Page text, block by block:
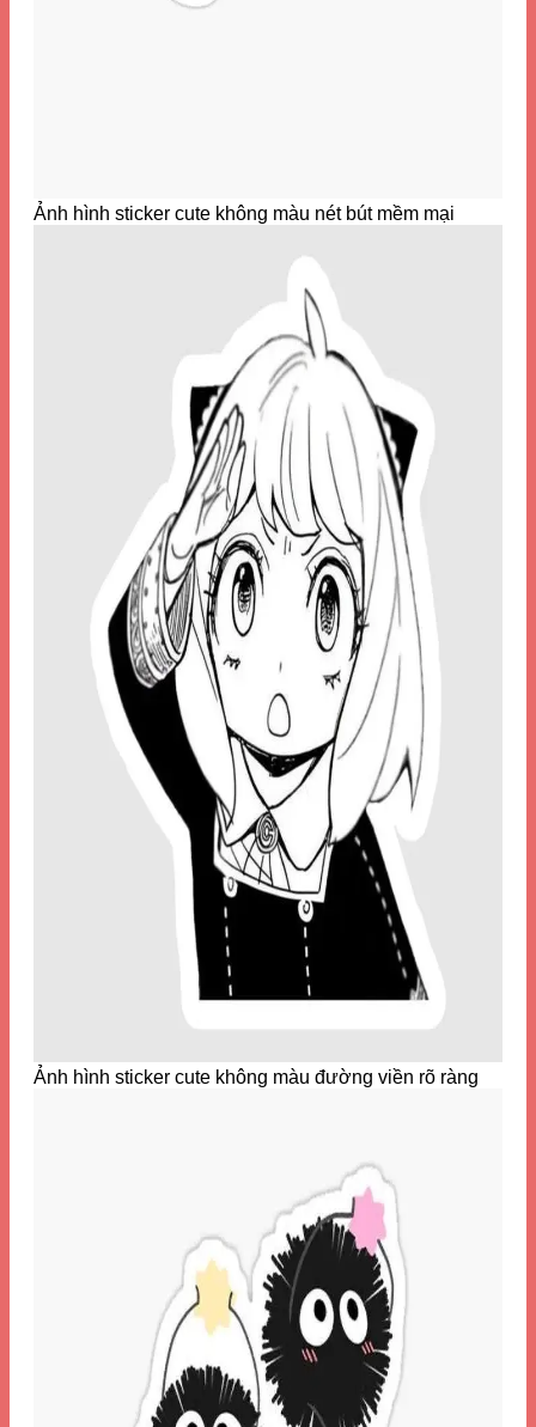
Ảnh hình sticker cute không màu nét bút mềm mại
Ảnh hình sticker cute không màu đường viền rõ ràng